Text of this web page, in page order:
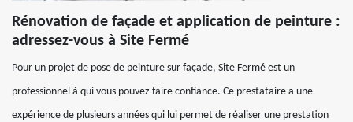
Rénovation de façade et application de peinture :
adressez-vous à Site Fermé
Pour un projet de pose de peinture sur façade, Site Fermé est un
professionnel à qui vous pouvez faire confiance. Ce prestataire a une
expérience de plusieurs années qui lui permet de réaliser une prestation